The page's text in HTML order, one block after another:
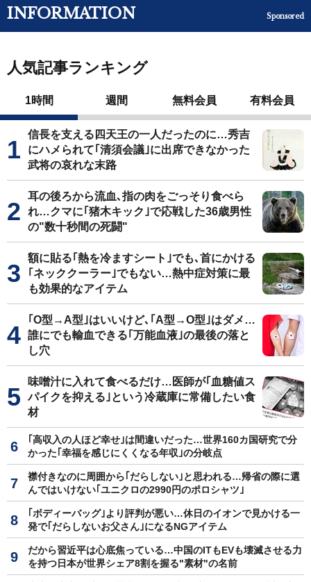
INFORMATION Sponsored
人気記事ランキング
1時間 週間 無料会員 有料会員
信長を支える四天王の一人だったのに…秀吉
にハメられて｢清須会議｣に出席できなかった
武将の哀れな末路
耳の後ろから流血､指の肉をごっそり食べら
れ…クマに｢猪木キック｣で応戦した36歳男性
の"数十秒間の死闘"
額に貼る｢熱を冷ますシート｣でも､首にかける
｢ネッククーラー｣でもない…熱中症対策に最
も効果的なアイテム
｢O型→A型｣はいいけど､｢A型→O型｣はダメ…
誰にでも輸血できる｢万能血液｣の最後の落と
し穴
味噌汁に入れて食べるだけ…医師が｢血糖値ス
パイクを抑える｣という冷蔵庫に常備したい食
材
｢高収入の人ほど幸せ｣は間違いだった…世界160カ国研究で分
かった｢幸福を感じにくくなる年収｣の分岐点
襟付きなのに周囲から｢だらしない｣と思われる…帰省の際に選
んではいけない｢ユニクロの2990円のポロシャツ｣
｢ボディーバッグ｣より評判が悪い…休日のイオンで見かける一
発で｢だらしないお父さん｣になるNGアイテム
だから習近平は心底焦っている…中国のITもEVも壊滅させる力
を持つ日本が世界シェア8割を握る"素材"の名前